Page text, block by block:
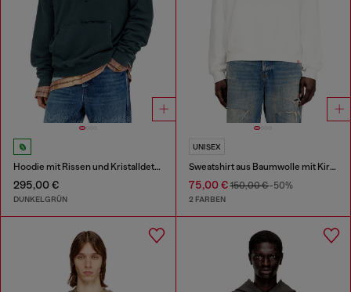
Hoodie mit Rissen und Kristalldetails
295,00 €
DUNKELGRÜN
UNISEX
Sweatshirt aus Baumwolle mit Kirschendruck
75,00 €150,00 €-50%
2 FARBEN